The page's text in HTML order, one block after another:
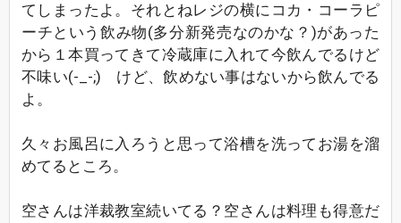
てしまったよ。それとねレジの横にコカ・コーラピ
ーチという飲み物(多分新発売なのかな？)があった
から１本買ってきて冷蔵庫に入れて今飲んでるけど
不味い(-_-;) けど、飲めない事はないから飲んでる
よ。
久々お風呂に入ろうと思って浴槽を洗ってお湯を溜
めてるところ。
空さんは洋裁教室続いてる？空さんは料理も得意だ